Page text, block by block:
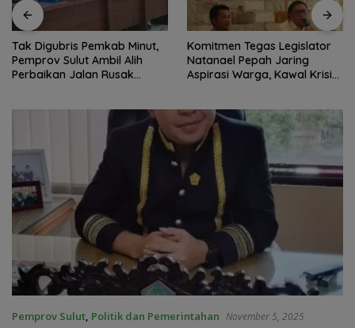
Tak Digubris Pemkab Minut,
Pemprov Sulut Ambil Alih
Perbaikan Jalan Rusak
Komitmen Tegas Legislator
Natanael Pepah Jaring
Aspirasi Warga, Kawal Krisis
Infrastruktur
Pemprov Sulut, Politik dan Pemerintahan November 5, 2025